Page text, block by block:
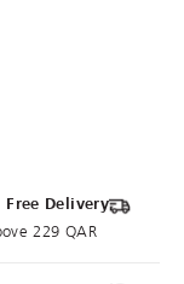
Free Delivery
229 QAR